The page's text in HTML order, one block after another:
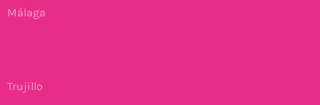
Málaga
Trujillo